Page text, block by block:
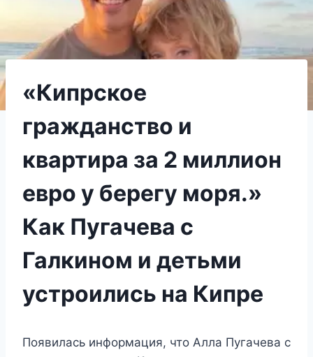
«Кипрское
гражданство и
квартира за 2 миллион
евро у берегу моря.»
Как Пугачева с
Галкином и детьми
устроились на Кипре
Появилась информация, что Алла Пугачева с